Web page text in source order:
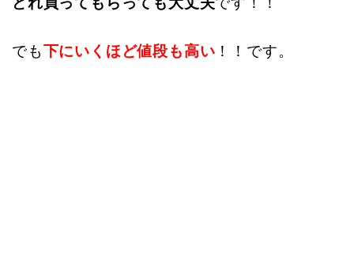
でも下にいくほど値段も高い ！！です。